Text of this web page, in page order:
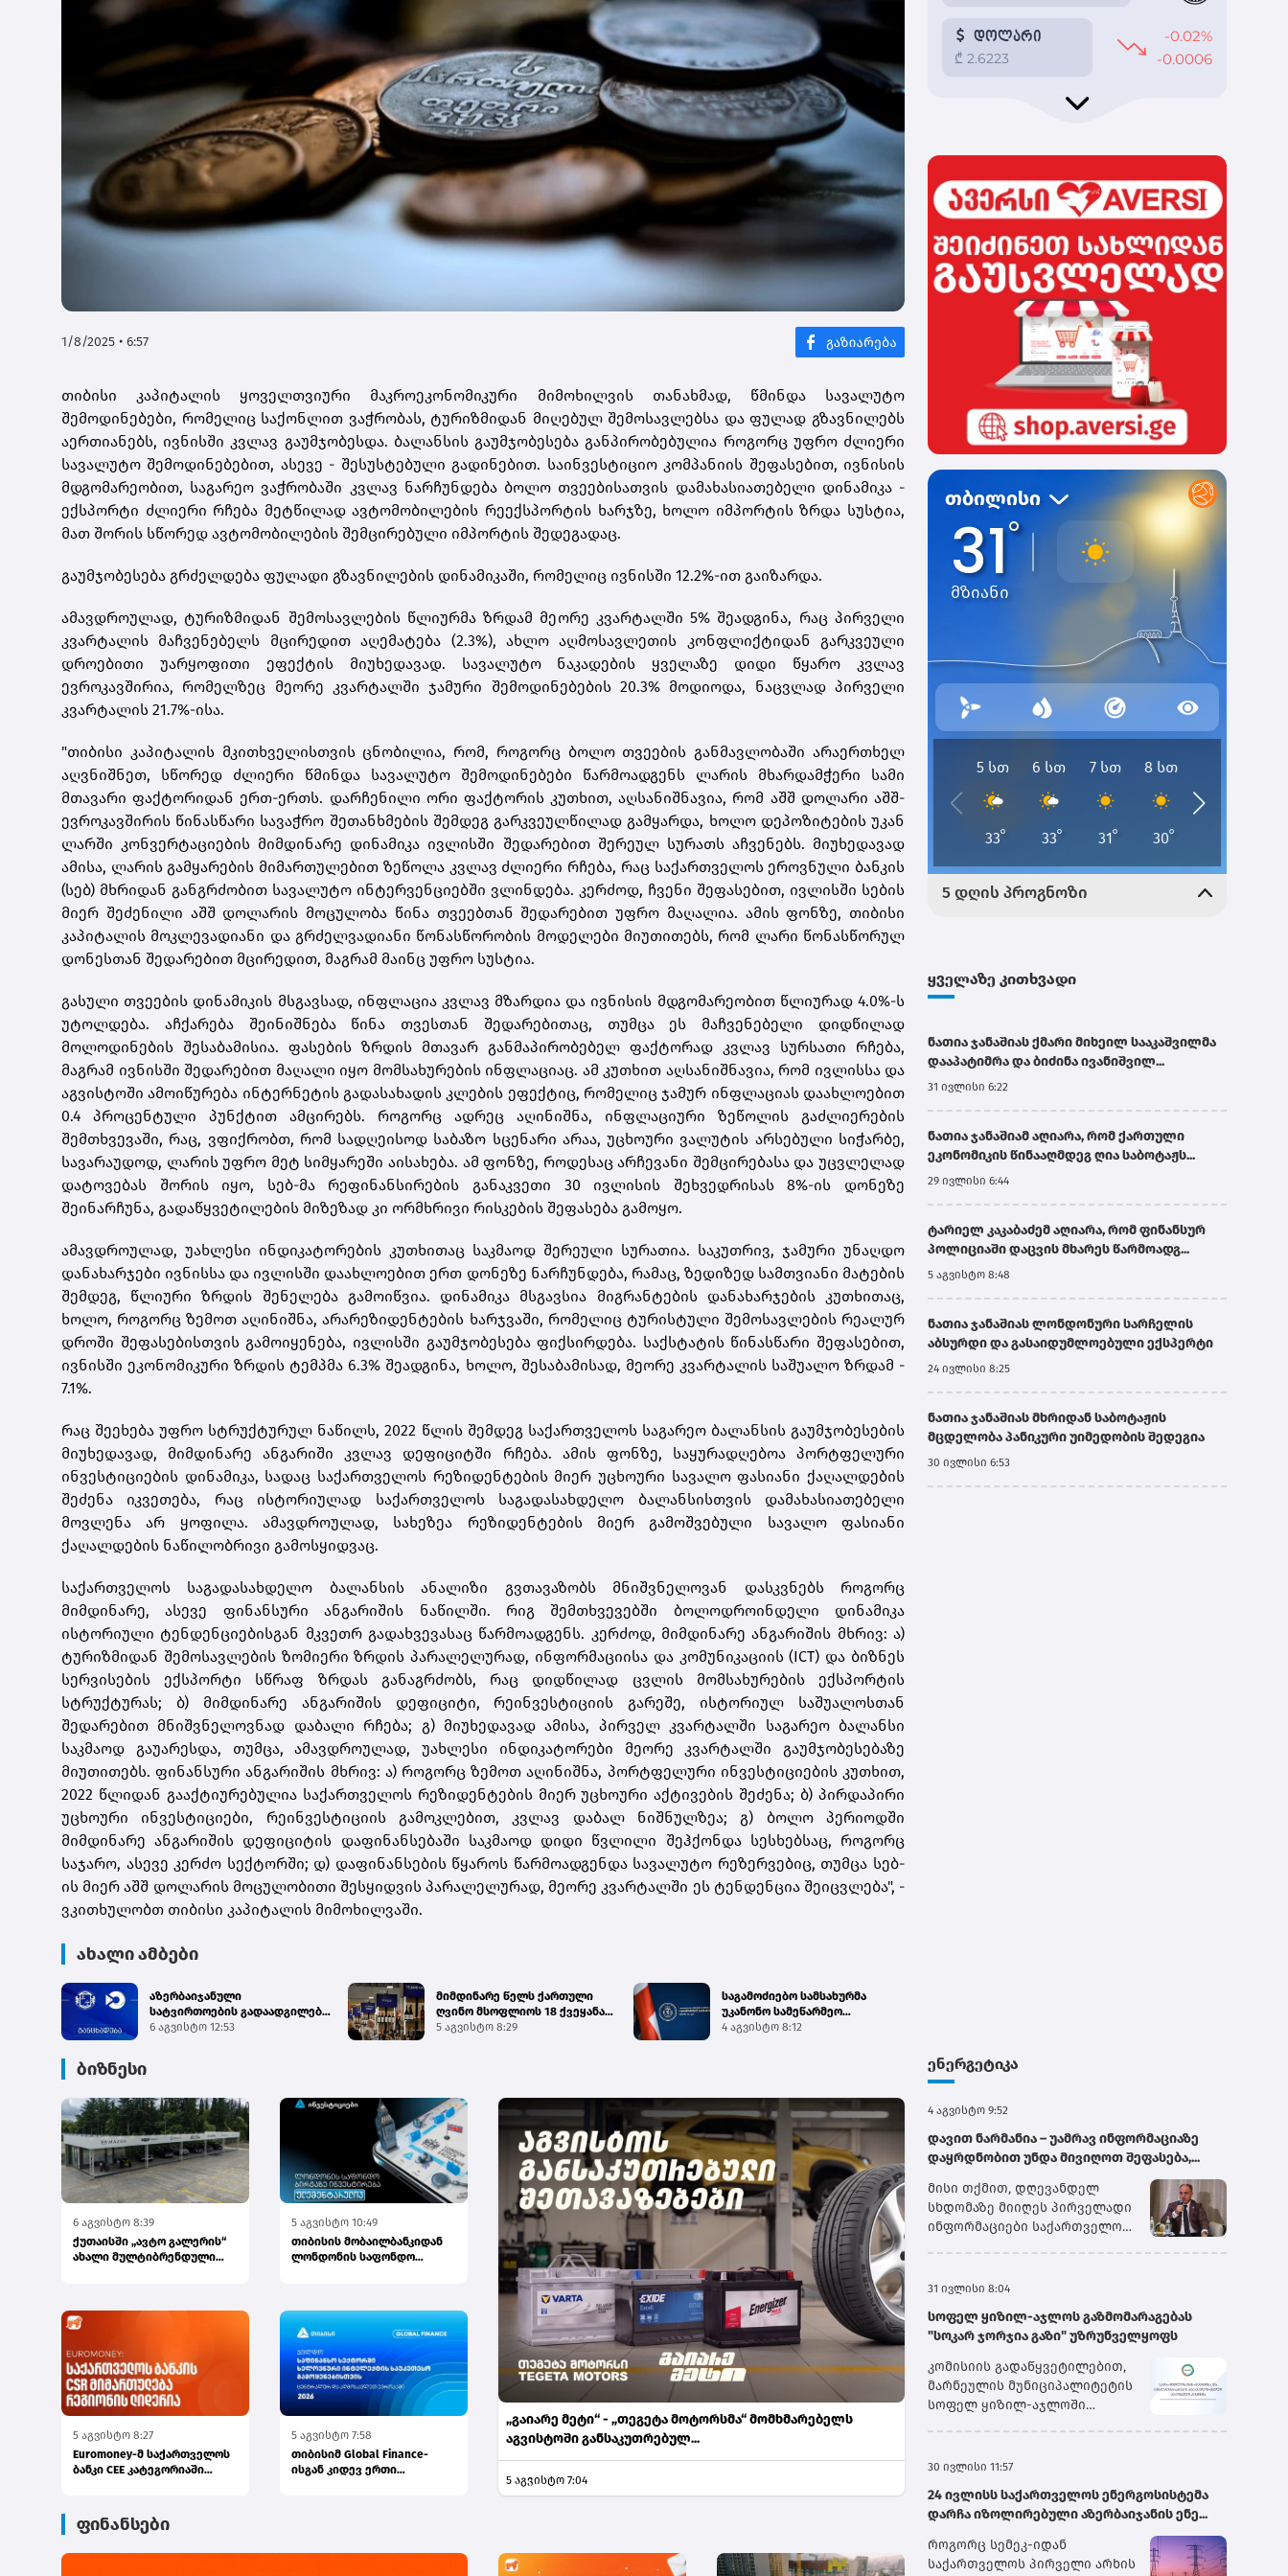
1/8/2025 • 6:57
თიბისი კაპიტალის ყოველთვიური მაკროეკონომიკური მიმოხილვის თანახმად, წმინდა სავალუტო
შემოდინებები, რომელიც საქონლით ვაჭრობას, ტურიზმიდან მიღებულ შემოსავლებსა და ფულად გზავნილებს
აერთიანებს, ივნისში კვლავ გაუმჯობესდა. ბალანსის გაუმჯობესება განპირობებულია როგორც უფრო ძლიერი
სავალუტო შემოდინებებით, ასევე - შესუსტებული გადინებით. საინვესტიციო კომპანიის შეფასებით, ივნისის
მდგომარეობით, საგარეო ვაჭრობაში კვლავ ნარჩუნდება ბოლო თვეებისათვის დამახასიათებელი დინამიკა -
ექსპორტი ძლიერი რჩება მეტწილად ავტომობილების რეექსპორტის ხარჯზე, ხოლო იმპორტის ზრდა სუსტია,
მათ შორის სწორედ ავტომობილების შემცირებული იმპორტის შედეგადაც.
გაუმჯობესება გრძელდება ფულადი გზავნილების დინამიკაში, რომელიც ივნისში 12.2%-ით გაიზარდა.
ამავდროულად, ტურიზმიდან შემოსავლების წლიურმა ზრდამ მეორე კვარტალში 5% შეადგინა, რაც პირველი
კვარტალის მაჩვენებელს მცირედით აღემატება (2.3%), ახლო აღმოსავლეთის კონფლიქტიდან გარკვეული
დროებითი უარყოფითი ეფექტის მიუხედავად. სავალუტო ნაკადების ყველაზე დიდი წყარო კვლავ
ევროკავშირია, რომელზეც მეორე კვარტალში ჯამური შემოდინებების 20.3% მოდიოდა, ნაცვლად პირველი
კვარტალის 21.7%-ისა.
"თიბისი კაპიტალის მკითხველისთვის ცნობილია, რომ, როგორც ბოლო თვეების განმავლობაში არაერთხელ
აღვნიშნეთ, სწორედ ძლიერი წმინდა სავალუტო შემოდინებები წარმოადგენს ლარის მხარდამჭერი სამი
მთავარი ფაქტორიდან ერთ-ერთს. დარჩენილი ორი ფაქტორის კუთხით, აღსანიშნავია, რომ აშშ დოლარი აშშ-
ევროკავშირის წინასწარი სავაჭრო შეთანხმების შემდეგ გარკვეულწილად გამყარდა, ხოლო დეპოზიტების უკან
ლარში კონვერტაციების მიმდინარე დინამიკა ივლისში შედარებით შერეულ სურათს აჩვენებს. მიუხედავად
ამისა, ლარის გამყარების მიმართულებით ზეწოლა კვლავ ძლიერი რჩება, რაც საქართველოს ეროვნული ბანკის
(სებ) მხრიდან განგრძობით სავალუტო ინტერვენციებში ვლინდება. კერძოდ, ჩვენი შეფასებით, ივლისში სების
მიერ შეძენილი აშშ დოლარის მოცულობა წინა თვეებთან შედარებით უფრო მაღალია. ამის ფონზე, თიბისი
კაპიტალის მოკლევადიანი და გრძელვადიანი წონასწორობის მოდელები მიუთითებს, რომ ლარი წონასწორულ
დონესთან შედარებით მცირედით, მაგრამ მაინც უფრო სუსტია.
გასული თვეების დინამიკის მსგავსად, ინფლაცია კვლავ მზარდია და ივნისის მდგომარეობით წლიურად 4.0%-ს
უტოლდება. აჩქარება შეინიშნება წინა თვესთან შედარებითაც, თუმცა ეს მაჩვენებელი დიდწილად
მოლოდინების შესაბამისია. ფასების ზრდის მთავარ განმაპირობებელ ფაქტორად კვლავ სურსათი რჩება,
მაგრამ ივნისში შედარებით მაღალი იყო მომსახურების ინფლაციაც. ამ კუთხით აღსანიშნავია, რომ ივლისსა და
აგვისტოში ამოიწურება ინტერნეტის გადასახადის კლების ეფექტიც, რომელიც ჯამურ ინფლაციას დაახლოებით
0.4 პროცენტული პუნქტით ამცირებს. როგორც ადრეც აღინიშნა, ინფლაციური ზეწოლის გაძლიერების
შემთხვევაში, რაც, ვფიქრობთ, რომ სადღეისოდ საბაზო სცენარი არაა, უცხოური ვალუტის არსებული სიჭარბე,
სავარაუდოდ, ლარის უფრო მეტ სიმყარეში აისახება. ამ ფონზე, როდესაც არჩევანი შემცირებასა და უცვლელად
დატოვებას შორის იყო, სებ-მა რეფინანსირების განაკვეთი 30 ივლისის შეხვედრისას 8%-ის დონეზე
შეინარჩუნა, გადაწყვეტილების მიზეზად კი ორმხრივი რისკების შეფასება გამოყო.
ამავდროულად, უახლესი ინდიკატორების კუთხითაც საკმაოდ შერეული სურათია. საკუთრივ, ჯამური უნაღდო
დანახარჯები ივნისსა და ივლისში დაახლოებით ერთ დონეზე ნარჩუნდება, რამაც, ზედიზედ სამთვიანი მატების
შემდეგ, წლიური ზრდის შენელება გამოიწვია. დინამიკა მსგავსია მიგრანტების დანახარჯების კუთხითაც,
ხოლო, როგორც ზემოთ აღინიშნა, არარეზიდენტების ხარჯვაში, რომელიც ტურისტული შემოსავლების რეალურ
დროში შეფასებისთვის გამოიყენება, ივლისში გაუმჯობესება ფიქსირდება. საქსტატის წინასწარი შეფასებით,
ივნისში ეკონომიკური ზრდის ტემპმა 6.3% შეადგინა, ხოლო, შესაბამისად, მეორე კვარტალის საშუალო ზრდამ -
7.1%.
რაც შეეხება უფრო სტრუქტურულ ნაწილს, 2022 წლის შემდეგ საქართველოს საგარეო ბალანსის გაუმჯობესების
მიუხედავად, მიმდინარე ანგარიში კვლავ დეფიციტში რჩება. ამის ფონზე, საყურადღებოა პორტფელური
ინვესტიციების დინამიკა, სადაც საქართველოს რეზიდენტების მიერ უცხოური სავალო ფასიანი ქაღალდების
შეძენა იკვეთება, რაც ისტორიულად საქართველოს საგადასახდელო ბალანსისთვის დამახასიათებელი
მოვლენა არ ყოფილა. ამავდროულად, სახეზეა რეზიდენტების მიერ გამოშვებული სავალო ფასიანი
ქაღალდების ნაწილობრივი გამოსყიდვაც.
საქართველოს საგადასახდელო ბალანსის ანალიზი გვთავაზობს მნიშვნელოვან დასკვნებს როგორც
მიმდინარე, ასევე ფინანსური ანგარიშის ნაწილში. რიგ შემთხვევებში ბოლოდროინდელი დინამიკა
ისტორიული ტენდენციებისგან მკვეთრ გადახვევასაც წარმოადგენს. კერძოდ, მიმდინარე ანგარიშის მხრივ: ა)
ტურიზმიდან შემოსავლების ზომიერი ზრდის პარალელურად, ინფორმაციისა და კომუნიკაციის (ICT) და ბიზნეს
სერვისების ექსპორტი სწრაფ ზრდას განაგრძობს, რაც დიდწილად ცვლის მომსახურების ექსპორტის
სტრუქტურას; ბ) მიმდინარე ანგარიშის დეფიციტი, რეინვესტიციის გარეშე, ისტორიულ საშუალოსთან
შედარებით მნიშვნელოვნად დაბალი რჩება; გ) მიუხედავად ამისა, პირველ კვარტალში საგარეო ბალანსი
საკმაოდ გაუარესდა, თუმცა, ამავდროულად, უახლესი ინდიკატორები მეორე კვარტალში გაუმჯობესებაზე
მიუთითებს. ფინანსური ანგარიშის მხრივ: ა) როგორც ზემოთ აღინიშნა, პორტფელური ინვესტიციების კუთხით,
2022 წლიდან გააქტიურებულია საქართველოს რეზიდენტების მიერ უცხოური აქტივების შეძენა; ბ) პირდაპირი
უცხოური ინვესტიციები, რეინვესტიციის გამოკლებით, კვლავ დაბალ ნიშნულზეა; გ) ბოლო პერიოდში
მიმდინარე ანგარიშის დეფიციტის დაფინანსებაში საკმაოდ დიდი წვლილი შეჰქონდა სესხებსაც, როგორც
საჯარო, ასევე კერძო სექტორში; დ) დაფინანსების წყაროს წარმოადგენდა სავალუტო რეზერვებიც, თუმცა სებ-
ის მიერ აშშ დოლარის მოცულობითი შესყიდვის პარალელურად, მეორე კვარტალში ეს ტენდენცია შეიცვლება", -
ვკითხულობთ თიბისი კაპიტალის მიმოხილვაში.
ახალი ამბები
აზერბაიჯანული
სატვირთოების გადაადგილება
საბაჟო გამშვებ პუნქტებზე
6 აგვისტო 12:53
მიმდინარე წელს ქართული
ღვინო მსოფლიოს 18 ქვეყანაში
გამართულ 140-მდე ღო...
5 აგვისტო 8:29
საგამოძიებო სამსახურმა
უკანონო სამეწარმეო
საქმიანობისა და უკანონო
4 აგვისტო 8:12
ბიზნესი
6 აგვისტო 8:39
ქუთაისში „ავტო გალერის“
ახალი მულტიბრენდული
5 აგვისტო 10:49
თიბისის მობაილბანკიდან
ლონდონის საფონდო
5 აგვისტო 8:27
Euromoney-მ საქართველოს
ბანკი CEE კატეგორიაში
5 აგვისტო 7:58
თიბისიმ Global Finance-
ისგან კიდევ ერთი
„გაიარე მეტი“ - „თეგეტა მოტორსმა“ მომხმარებელს
აგვისტოში განსაკუთრებულ...
5 აგვისტო 7:04
ფინანსები
ყველაზე კითხვადი
ნათია ჯანაშიას ქმარი მიხეილ სააკაშვილმა
დააპატიმრა და ბიძინა ივანიშვილ...
31 ივლისი 6:22
ნათია ჯანაშიამ აღიარა, რომ ქართული
ეკონომიკის წინააღმდეგ ღია საბოტაჟს...
29 ივლისი 6:44
ტარიელ კაკაბაძემ აღიარა, რომ ფინანსურ
პოლიციაში დაცვის მხარეს წარმოადგ...
5 აგვისტო 8:48
ნათია ჯანაშიას ლონდონური სარჩელის
აბსურდი და გასაიდუმლოებული ექსპერტი
24 ივლისი 8:25
ნათია ჯანაშიას მხრიდან საბოტაჟის
მცდელობა პანიკური უიმედობის შედეგია
30 ივლისი 6:53
ენერგეტიკა
4 აგვისტო 9:52
დავით ნარმანია – უამრავ ინფორმაციაზე
დაყრდნობით უნდა მივიღოთ შეფასება,...
მისი თქმით, დღევანდელ
სხდომაზე მიიღეს პირველადი
ინფორმაციები საქართველოს
პირებიდან, თუმცა გარკვეული
დამუშავების რეჟიმშია.
„ყველაფრის თავმოყრის
შემდეგ ჩვენ შეგვეძლება,
გავაკეთოთ საბოლოო
დასკვნები. წინასწარი
ავარიის გამომწვევი მიზეზი
ძაბვის გადამცემ ხაზზე
არსებული ავარია, რომელიც
მერე უკვე გადაეცა მთელ
არსებულმა გამორთვის –
ძალიან მარტივ ენაზე რომ
31 ივლისი 8:04
სოფელ ყიზილ-აჯლოს გაზმომარაგებას
"სოკარ ჯორჯია გაზი" უზრუნველყოფს
კომისიის გადაწყვეტილებით,
მარნეულის მუნიციპალიტეტის
სოფელ ყიზილ-აჯლოში
უსაფრთხო მომარაგების
პირველი აგვისტოდან შპს
„სოკარ ჯორჯია გაზი“
უზრუნველყოფს ბუნებრივი
გაზის განაწილების
30 ივლისი 11:57
24 ივლისს საქართველოს ენერგოსისტემა
დარჩა იზოლირებული აზერბაიჯანის ენე...
როგორც სემეკ-იდან
საქართველოს პირველი არხის